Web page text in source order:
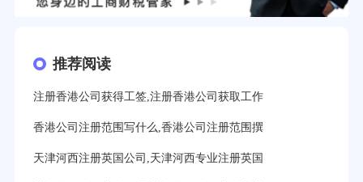
推荐阅读
注册香港公司获得工签,注册香港公司获取工作
香港公司注册范围写什么,香港公司注册范围撰
天津河西注册英国公司,天津河西专业注册英国